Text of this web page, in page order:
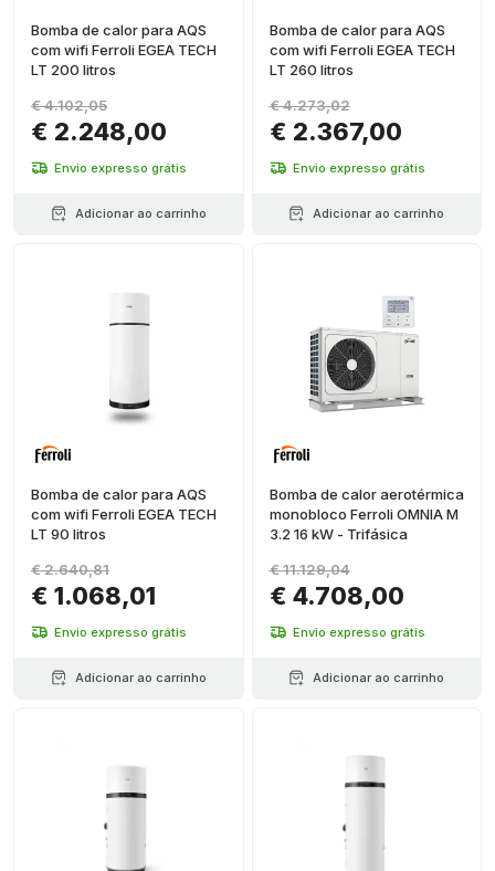
Bomba de calor para AQS
com wifi Ferroli EGEA TECH
LT 200 litros
€ 2.248,00
€ 4.102,05
Envio expresso grátis
Adicionar ao carrinho
Bomba de calor para AQS
com wifi Ferroli EGEA TECH
LT 260 litros
€ 2.367,00
€ 4.273,02
Envio expresso grátis
Adicionar ao carrinho
Bomba de calor para AQS
com wifi Ferroli EGEA TECH
LT 90 litros
€ 1.068,01
€ 2.640,81
Envio expresso grátis
Adicionar ao carrinho
Bomba de calor aerotérmica
monobloco Ferroli OMNIA M
3.2 16 kW - Trifásica
€ 4.708,00
€ 11.129,04
Envio expresso grátis
Adicionar ao carrinho